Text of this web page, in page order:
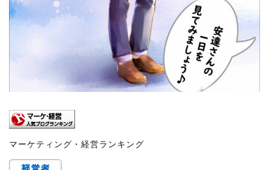
マーケティング・経営ランキング